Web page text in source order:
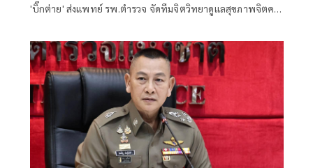
'บิ๊กต่าย' ส่งแพทย์ รพ.ตำรวจ จัดทีมจิตวิทยาดูแลสุขภาพจิตครู